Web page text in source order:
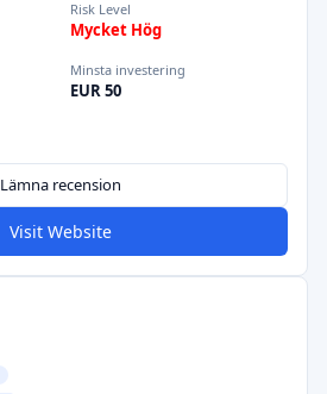
Risk Level
Mycket Hög
Minsta investering
EUR 50
Lämna recension
Visit Website